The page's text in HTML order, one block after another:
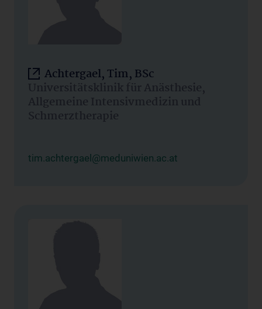
Achtergael, Tim, BSc
Universitätsklinik für Anästhesie,
Allgemeine Intensivmedizin und
Schmerztherapie
tim.achtergael@meduniwien.ac.at